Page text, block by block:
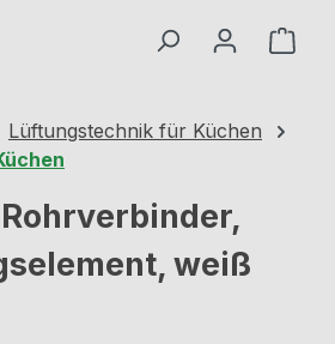
Lüftungstechnik für Küchen
weiß